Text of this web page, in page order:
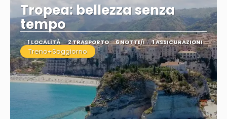
Tropea: bellezza senza
tempo
1 LOCALITÀ 2 TRASPORTO 6 NOTTE/I 1 ASSICURAZIONI
Treno+Soggiorno